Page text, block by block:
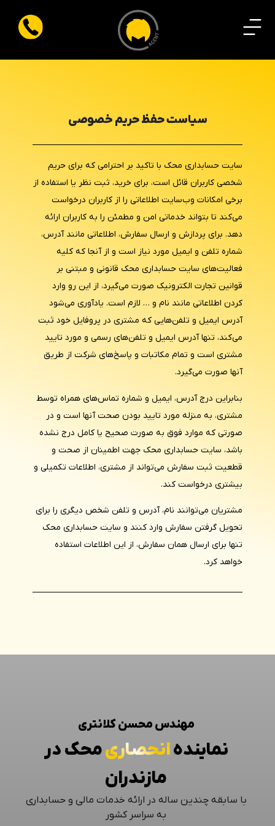
سیاست حفظ حریم خصوصی
سایت حسابداری محک با تاکید بر احترامی که برای حریم
شخصی کاربران قائل است، برای خرید، ثبت نظر یا استفاده از
برخی امکانات وب‌سایت اطلاعاتی را از کاربران درخواست
می‌کند تا بتواند خدماتی امن و مطمئن را به کاربران ارائه
دهد. برای پردازش و ارسال سفارش، اطلاعاتی مانند آدرس،
شماره تلفن و ایمیل مورد نیاز است و از آنجا که کلیه
فعالیت‌های سایت حسابداری محک قانونی و مبتنی بر
قوانین تجارت الکترونیک صورت می‌گیرد، از این رو وارد
کردن اطلاعاتی مانند نام و … لازم است. یادآوری می‌شود
آدرس ایمیل و تلفن‌هایی که مشتری در پروفایل خود ثبت
می‌کند، تنها آدرس ایمیل و تلفن‌های رسمی و مورد تایید
مشتری است و تمام مکاتبات و پاسخ‌های شرکت از طریق
آنها صورت می‌گیرد.
بنابراین درج آدرس، ایمیل و شماره تماس‌های همراه توسط
مشتری، به منزله مورد تایید بودن صحت آنها است و در
صورتی که موارد فوق به صورت صحیح یا کامل درج نشده
باشد، سایت حسابداری محک جهت اطمینان از صحت و
قطعیت ثبت سفارش می‌تواند از مشتری، اطلاعات تکمیلی و
بیشتری درخواست کند.
مشتریان می‌توانند نام، آدرس و تلفن شخص دیگری را برای
تحویل گرفتن سفارش وارد کنند و سایت حسابداری محک
تنها برای ارسال همان سفارش، از این اطلاعات استفاده
خواهد کرد.
مهندس محسن کلانتری
نمایندهانحصاریمحک در
مازندران
با سابقه چندین ساله در ارائه خدمات مالی و حسابداری
به سراسر کشور